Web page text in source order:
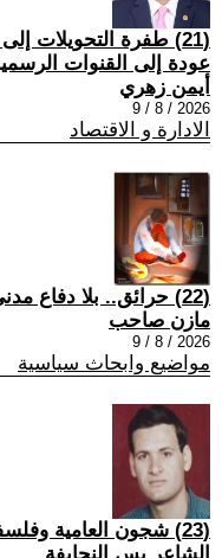
(21) طفرة التحويلات
عودة إلى القنوات
أيمن زهري
2026 / 8 / 9
الادارة و الاقتصاد
(22) حرائق.. بلا دفاع مدني!!
مازن صاحب
2026 / 8 / 9
مواضيع وابحاث سياسية
(23) شجون العامية